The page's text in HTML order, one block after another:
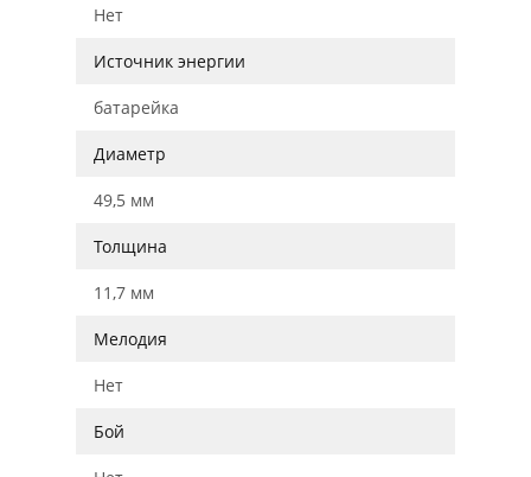
Нет
Источник энергии
батарейка
Диаметр
49,5 мм
Толщина
11,7 мм
Мелодия
Нет
Бой